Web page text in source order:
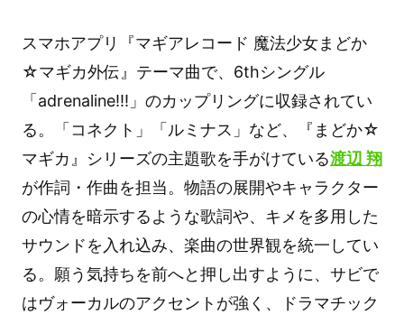
スマホアプリ『マギアレコード 魔法少女まどか
☆マギカ外伝』テーマ曲で、6thシングル
「adrenaline!!!」のカップリングに収録されてい
る。「コネクト」「ルミナス」など、『まどか☆
マギカ』シリーズの主題歌を手がけている渡辺 翔
が作詞・作曲を担当。物語の展開やキャラクター
の心情を暗示するような歌詞や、キメを多用した
サウンドを入れ込み、楽曲の世界観を統一してい
る。願う気持ちを前へと押し出すように、サビで
はヴォーカルのアクセントが強く、ドラマチック